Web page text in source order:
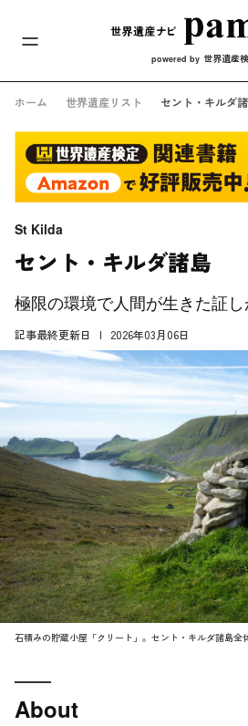
メ
powered by 世界遺産
ホーム 世界遺産リスト セント・キルダ
St Kilda
セント・キルダ諸島
極限の環境で人間が生きた証
記事最終更新日 2026年03月06日
石積みの貯蔵小屋「クリート」。セント・キルダ諸島全
About